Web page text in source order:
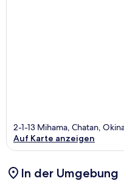
2-1-13 Mihama, Chatan,
Auf Karte anzeigen
In der Umgebung